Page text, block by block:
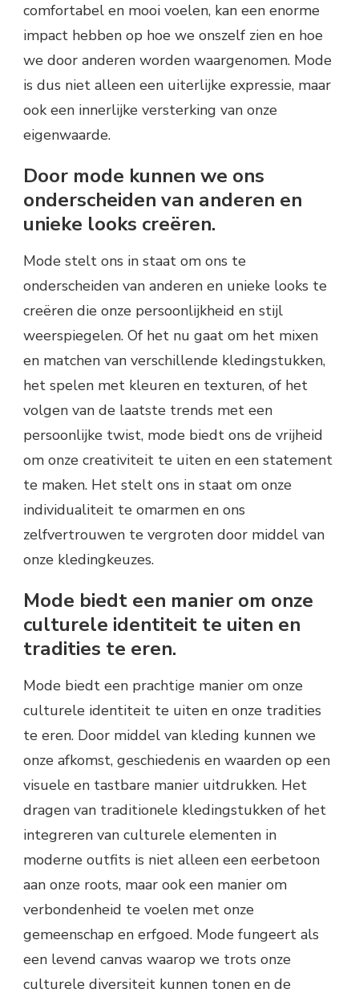
comfortabel en mooi voelen, kan een enorme
impact hebben op hoe we onszelf zien en hoe
we door anderen worden waargenomen. Mode
is dus niet alleen een uiterlijke expressie, maar
ook een innerlijke versterking van onze
eigenwaarde.
Door mode kunnen we ons
onderscheiden van anderen en
unieke looks creëren.
Mode stelt ons in staat om ons te
onderscheiden van anderen en unieke looks te
creëren die onze persoonlijkheid en stijl
weerspiegelen. Of het nu gaat om het mixen
en matchen van verschillende kledingstukken,
het spelen met kleuren en texturen, of het
volgen van de laatste trends met een
persoonlijke twist, mode biedt ons de vrijheid
om onze creativiteit te uiten en een statement
te maken. Het stelt ons in staat om onze
individualiteit te omarmen en ons
zelfvertrouwen te vergroten door middel van
onze kledingkeuzes.
Mode biedt een manier om onze
culturele identiteit te uiten en
tradities te eren.
Mode biedt een prachtige manier om onze
culturele identiteit te uiten en onze tradities
te eren. Door middel van kleding kunnen we
onze afkomst, geschiedenis en waarden op een
visuele en tastbare manier uitdrukken. Het
dragen van traditionele kledingstukken of het
integreren van culturele elementen in
moderne outfits is niet alleen een eerbetoon
aan onze roots, maar ook een manier om
verbondenheid te voelen met onze
gemeenschap en erfgoed. Mode fungeert als
een levend canvas waarop we trots onze
culturele diversiteit kunnen tonen en de